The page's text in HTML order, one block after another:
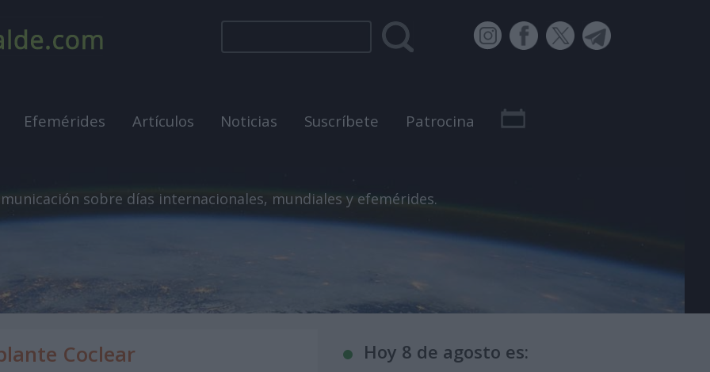
Efemérides Artículos Noticias Suscríbete Patrocina
sobre días internacionales, mundiales y efemérides.
Coclear Hoy 8 de agosto es: